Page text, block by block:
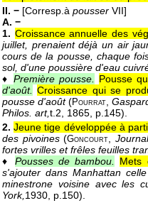
II. − [Corresp.à pousser VII]
A. −
1. Croissance annuelle des
juillet, prenaient déjà un air
cours de la pousse, chaque
sol, d'une poussière d'eau
♦ Première pousse. Pousse
d'août. Croissance qui se
pousse d'août(Pourrat,
Philos. art,t.2, 1865, p.145).
2. Jeune tige développée à
des pivoines(Goncourt,
fortes vrilles et frêles feuilles
♦ Pousses de bambou. Mets
s'ajouter dans Manhattan
minestrone voisine avec les
York,1930, p.150).